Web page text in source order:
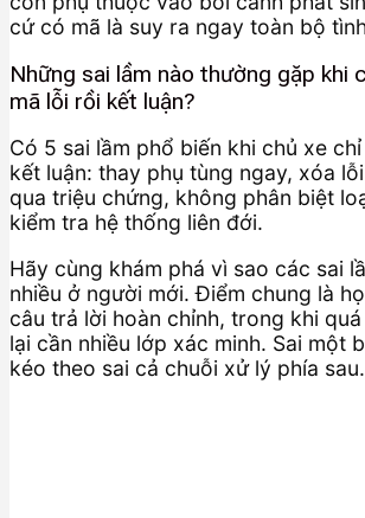
cứ có mã là suy ra ngay toàn bộ
Những sai lầm nào thường gặp khi
mã lỗi rồi kết luận?
Có 5 sai lầm phổ biến khi chủ xe
kết luận: thay phụ tùng ngay, xóa
qua triệu chứng, không phân biệt
kiểm tra hệ thống liên đới.
Hãy cùng khám phá vì sao các sai
nhiều ở người mới. Điểm chung là
câu trả lời hoàn chỉnh, trong khi
lại cần nhiều lớp xác minh. Sai một
kéo theo sai cả chuỗi xử lý phía sau.